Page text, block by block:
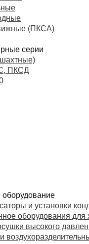
(ПКСА)
серии
ПКСД
оборудование
и установки
оборудования для
высокого